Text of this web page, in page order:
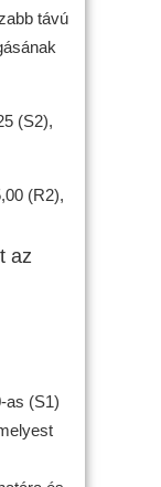
távú
(S2),
(R2),
az
as (S1)